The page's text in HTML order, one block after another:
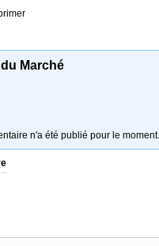
Marché
n'a été publié pour le moment.